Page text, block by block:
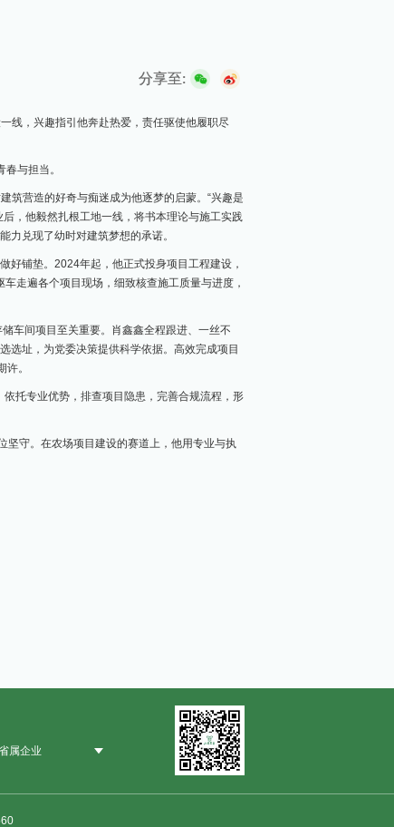
分享至:
线，兴趣指引他奔赴热爱，责任驱使他履职尽
与担当。
筑营造的好奇与痴迷成为他逐梦的启蒙。“兴趣是
，他毅然扎根工地一线，将书本理论与施工实践
力兑现了幼时对建筑梦想的承诺。
好铺垫。2024年起，他正式投身项目工程建设，
走遍各个项目现场，细致核查施工质量与进度，
车间项目至关重要。肖鑫鑫全程跟进、一丝不
选址，为党委决策提供科学依据。高效完成项目
。
托专业优势，排查项目隐患，完善合规流程，形
坚守。在农场项目建设的赛道上，他用专业与执
属企业